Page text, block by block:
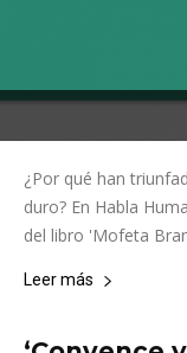
¿Por qué han
duro? En Habla
del libro 'Mofeta
Leer más